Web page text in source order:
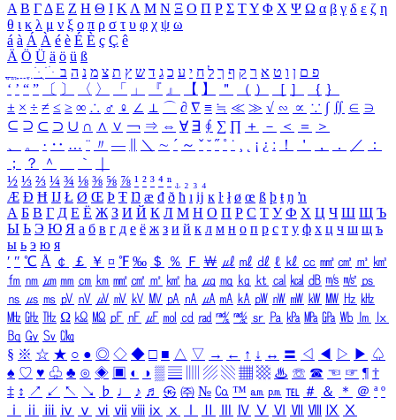
Α Β ΓΔ Ε Ζ Η Θ Ι ΚΛ Μ Ν Ξ Ο Π Ρ Σ ΤΥ Φ Χ Ψ Ω α β γ δ ε ζ η
θ ι κ λ μ ν ξ ο π ρ σ τ υ φ χ ψ ω
á à Á À é è É È ç Ç ê
Ä Ö Ü ä ö ü ß
ִֶֹ ֻּ ׁׂ פ ם ן ו ט א ר ק ף ך ל ח י ע כ ג ד ש ץ ת צ מ נ ה ב
‘ ’ “ ” 〔 〕 〈 〉 「 」 『 』 【 】 ＂ （ ） ［ ］ ｛ ｝
± × ÷ ≠ ≤ ≥ ∞ ∴ ♂ ♀ ∠ ⊥ ⌒ ∂ ∇ ≡ ≒ ≪ ≫ √ ∽ ∝ ∵ ∫ ∬ ∈ ∋
⊆ ⊇ ⊂ ⊃ ∪ ∩ ∧ ∨ ￢ ⇒ ⇔ ∀ ∃ ∮ ∑ ∏ ＋ － ＜ ＝
＞
、
。 · ‥ … ¨ 〃 ― ＼ ∼ ´ ～ ˇ ˘ ˝ ˚ ˙ ¸ ¡ ¿ ː ！ ＇ ， ． ／
：
；
？ ＾ ｀
½ ⅓ ⅔ ¼ ¾ ⅛ ⅜ ⅝ ⅞ ¹ ² ³ ⁴ ⁿ ₁ ₂ ₃ ₄
Æ Ð Ħ Ĳ Ł Ø Œ Þ Ŧ Ŋ æ đ ð ħ ı ĳ ĸ ŀ ł ø œ ß þ ŧ ŋ ŉ
А Б В Г Д Е Ё Ж З И Й К Л М Н О П Р С Т У Ф Х Ц Ч Ш Щ Ъ
Ы Ь Э Ю Я а б в г д е ё ж з и й к л м н о п р с т у ф х ц ч ш щ ъ
ы ь э ю я
′ ″ ℃ Å ￠ ￡ ￥ ¤ ℉ ‰ ＄ ％ Ｆ ￦ ㎕ ㎖ ㎗ ℓ ㎘ ㏄ ㎣ ㎤ ㎥ ㎦
㎙ ㎚ ㎛ ㎜ ㎝ ㎞ ㎟ ㎠ ㎡ ㎢ ㏊ ㎍ ㎎ ㎏ ㏏ ㎈ ㎉ ㏈ ㎧ ㎨ ㎰
㎱ ㎲ ㎳ ㎴ ㎵ ㎶ ㎷ ㎸ ㎹ ㎀ ㎁ ㎂ ㎃ ㎄ ㎺ ㎻ ㎽ ㎾ ㎿ ㎐ ㎑
㎒ ㎓ ㎔ Ω ㏀ ㏁ ㎊ ㎋ ㎌ ㏖ ㏅ ㎭ ㎮ ㎯ ㏛ ㎩ ㎪ ㎫ ㎬ ㏝ ㏐
㏓
㏃ ㏉ ㏜ ㏆
§ ※ ☆ ★ ○ ● ◎ ◇ ◆ □ ■ △ ▽ → ← ↑ ↓ ↔ 〓 ◁ ◀ ▷ ▶ ♤
♠ ♡ ♥ ♧ ♣ ⊙ ◈ ▣ ◐ ◑ ▒ ▤ ▨ ▧ ▦ ▩ ♨ ☏ ☎ ☜ ☞ ¶ †
‡ ↕ ↗ ↙ ↖ ↘ ♭ ♩ ♪ ♬ ㉿ ㈜ № ㏇ ™ ㏂ ㏘ ℡ ＃ ＆ ＊ ＠ ª º
ⅰ
ⅱ ⅲ ⅳ ⅴ ⅵ ⅶ ⅷ ⅸ ⅹ Ⅳ Ⅴ Ⅵ Ⅶ Ⅷ Ⅸ Ⅹ